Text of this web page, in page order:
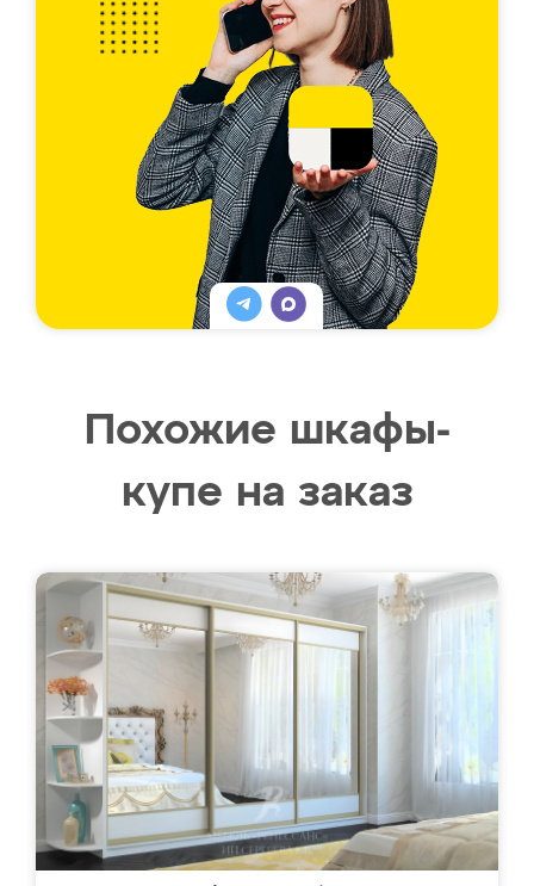
Похожие шкафы-
купе на заказ